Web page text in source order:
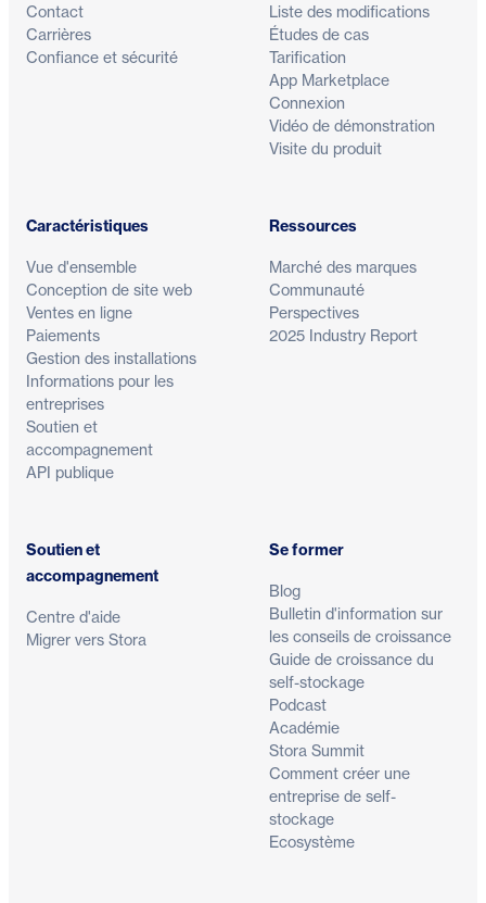
Contact
Carrières
Confiance et sécurité
Liste des modifications
Études de cas
Tarification
App Marketplace
Connexion
Vidéo de démonstration
Visite du produit
Caractéristiques
Vue d'ensemble
Conception de site web
Ventes en ligne
Paiements
Gestion des installations
Informations pour les
entreprises
Soutien et
accompagnement
API publique
Ressources
Marché des marques
Communauté
Perspectives
2025 Industry Report
Soutien et
accompagnement
Centre d'aide
Migrer vers Stora
Se former
Blog
Bulletin d'information sur
les conseils de croissance
Guide de croissance du
self-stockage
Podcast
Académie
Stora Summit
Comment créer une
entreprise de self-
stockage
Ecosystème